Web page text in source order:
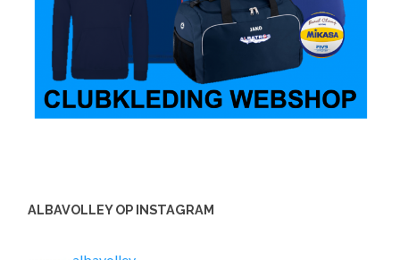
ALBAVOLLEY OP INSTAGRAM